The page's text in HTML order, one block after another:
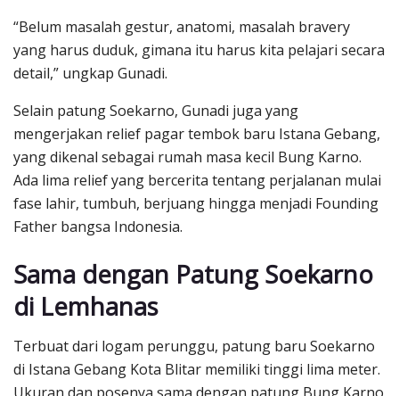
“Belum masalah gestur, anatomi, masalah bravery
yang harus duduk, gimana itu harus kita pelajari secara
detail,” ungkap Gunadi.
Selain patung Soekarno, Gunadi juga yang
mengerjakan relief pagar tembok baru Istana Gebang,
yang dikenal sebagai rumah masa kecil Bung Karno.
Ada lima relief yang bercerita tentang perjalanan mulai
fase lahir, tumbuh, berjuang hingga menjadi Founding
Father bangsa Indonesia.
Sama dengan Patung Soekarno
di Lemhanas
Terbuat dari logam perunggu, patung baru Soekarno
di Istana Gebang Kota Blitar memiliki tinggi lima meter.